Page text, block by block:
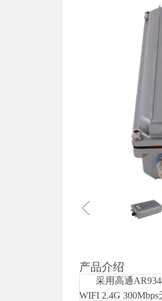
ꁆ
产品介绍
采用高通
WIFI 2.4G